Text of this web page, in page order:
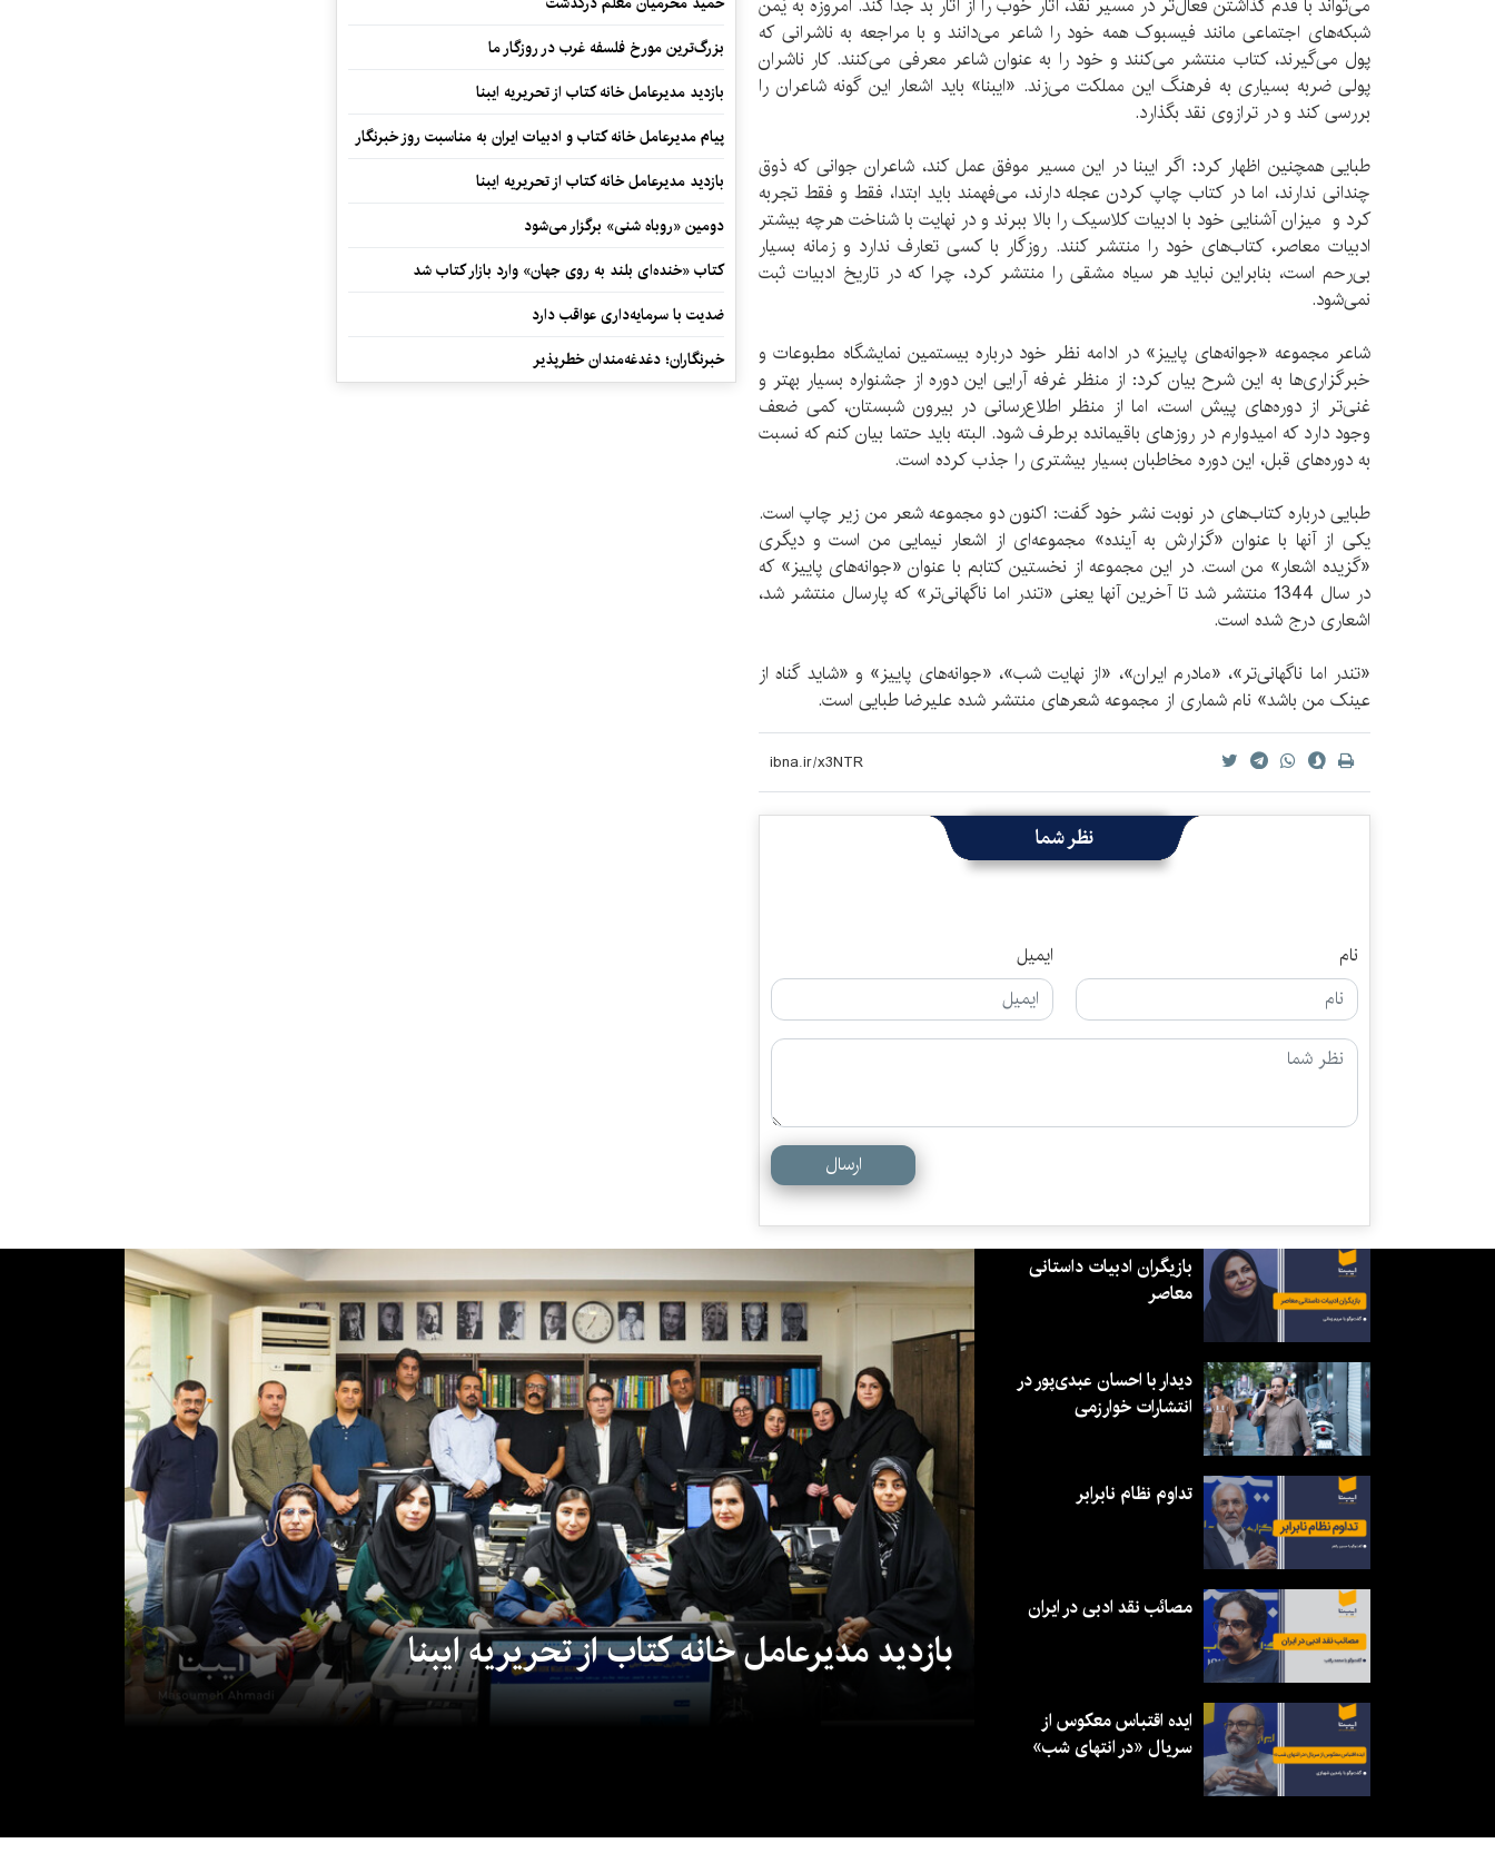
می‌تواند با قدم گذاشتن فعال‌تر در مسیر نقد، آثار خوب را از آثار بد جدا کند. امروزه به یُمن
شبکه‌های اجتماعی مانند فیسبوک همه خود را شاعر می‌دانند و با مراجعه به ناشرانی که
پول می‌گیرند، کتاب منتشر می‌کنند و خود را به عنوان شاعر معرفی می‌کنند. کار ناشران
پولی ضربه بسیاری به فرهنگ این مملکت می‌زند. «ایبنا» باید اشعار این گونه شاعران را
بررسی کند و در ترازوی نقد بگذارد.
طبایی همچنین اظهار کرد: اگر ایبنا در این مسیر موفق عمل کند، شاعران جوانی که ذوق
چندانی ندارند، اما در کتاب چاپ کردن عجله دارند، می‌فهمند باید ابتدا، فقط و فقط تجربه
کرد و میزان آشنایی خود با ادبیات کلاسیک را بالا ببرند و در نهایت با شناخت هرچه بیشتر
ادبیات معاصر، کتاب‌های خود را منتشر کنند. روزگار با کسی تعارف ندارد و زمانه بسیار
بی‌رحم است، بنابراین نباید هر سیاه‌ مشقی را منتشر کرد، چرا که در تاریخ ادبیات ثبت
نمی‌شود.
شاعر مجموعه «جوانه‌های پاییز» در ادامه نظر خود درباره بیستمین نمایشگاه مطبوعات و
خبرگزاری‌ها به این شرح بیان کرد: از منظر غرفه آرایی این دوره از جشنواره بسیار بهتر و
غنی‌تر از دوره‌های پیش است، اما از منظر اطلاع‌رسانی در بیرون شبستان، کمی ضعف
وجود دارد که امیدوارم در روزهای باقیمانده برطرف شود. البته باید حتما بیان کنم که نسبت
به دوره‌های قبل، این دوره مخاطبان بسیار بیشتری را جذب کرده است.
طبایی درباره کتاب‌های در نوبت نشر خود گفت: اکنون دو مجموعه شعر من زیر چاپ است.
یکی از آنها با عنوان «گزارش به آینده» مجموعه‌ای از اشعار نیمایی من است و دیگری
«گزیده اشعار» من است. در این مجموعه از نخستین کتابم با عنوان «جوانه‌های پاییز» که
در سال 1344 منتشر شد تا آخرین آنها یعنی «تندر اما ناگهانی‌تر» که پارسال منتشر شد،
اشعاری درج شده است.
«تندر اما ناگهانی‌تر»، «مادرم ایران»، «از نهایت شب»، «جوانه‌های پاییز» و «شاید گناه از
عینک من باشد» نام شماری از مجموعه شعرهای منتشر شده علیرضا طبایی است.
نظر شما
نام ایمیل
ارسال
بزرگ‌ترین مورخ فلسفه غرب در روزگار ما
بازدید مدیرعامل خانه کتاب از تحریریه ایبنا
پیام مدیرعامل خانه کتاب و ادبیات ایران به مناسبت روز خبرنگار
بازدید مدیرعامل خانه کتاب از تحریریه ایبنا
دومین «روباه شنی» برگزار می‌شود
کتاب «خنده‌ای بلند به روی جهان» وارد بازار کتاب شد
ضدیت با سرمایه‌داری عواقب دارد
خبرنگاران؛ دغدغه‌مندان خطرپذیر
بازدید مدیرعامل خانه کتاب از تحریریه ایبنا
بازیگران ادبیات داستانی
معاصر
دیدار با احسان عبدی‌پور در
انتشارات خوارزمی
تداوم نظام نابرابر
مصائب نقد ادبی در ایران
ایده اقتباس معکوس از
سریال «در انتهای شب»